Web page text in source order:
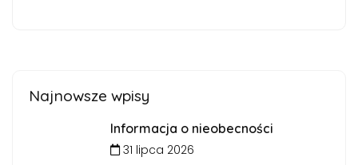
Najnowsze wpisy
Informacja o nieobecności
31 lipca 2026